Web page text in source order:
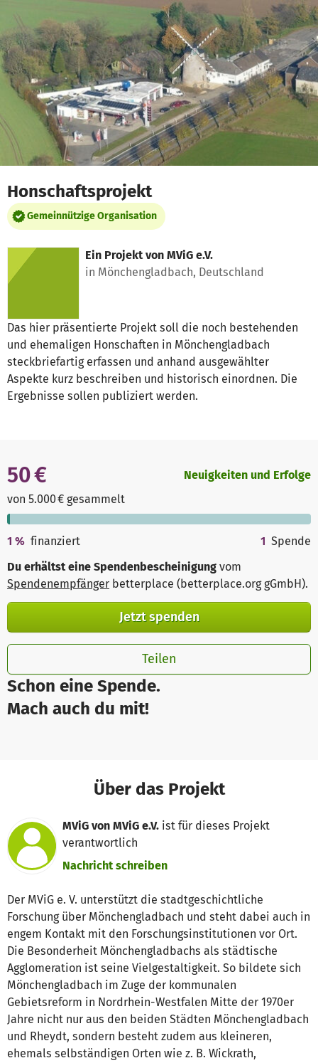
Zum Hauptinhalt springen
Erklärung zur Barrierefreiheit anzeigen
Honschaftsprojekt
Gemeinnützige Organisation
Ein Projekt von MViG e.V.
in Mönchengladbach, Deutschland
Das hier präsentierte Projekt soll die noch bestehenden
und ehemaligen Honschaften in Mönchengladbach
steckbriefartig erfassen und anhand ausgewählter
Aspekte kurz beschreiben und historisch einordnen. Die
Ergebnisse sollen publiziert werden.
Schon eine Spende.
Mach auch du mit!
50 €
von 5.000 € gesammelt
Neuigkeiten und Erfolge
1 % finanziert 1 Spende
Du erhältst eine Spendenbescheinigung vom
Spendenempfänger betterplace (betterplace.org gGmbH).
Jetzt spenden
Teilen
Über das Projekt
MViG von MViG e.V.ist für dieses Projekt
verantwortlich
Nachricht schreiben
Der MViG e. V. unterstützt die stadtgeschichtliche
Forschung über Mönchengladbach und steht dabei auch in
engem Kontakt mit den Forschungsinstitutionen vor Ort.
Die Besonderheit Mönchengladbachs als städtische
Agglomeration ist seine Vielgestaltigkeit. So bildete sich
Mönchengladbach im Zuge der kommunalen
Gebietsreform in Nordrhein-Westfalen Mitte der 1970er
Jahre nicht nur aus den beiden Städten Mönchengladbach
und Rheydt, sondern besteht zudem aus kleineren,
ehemals selbständigen Orten wie z. B. Wickrath,